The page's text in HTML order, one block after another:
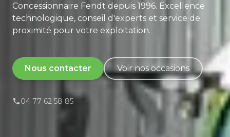
Concessionnaire Fendt depuis 1996. Excellence
technologique, conseil d'experts et service de
proximité pour votre exploitation.
Nous contacter Voir nos occasions
04 77 62 58 85